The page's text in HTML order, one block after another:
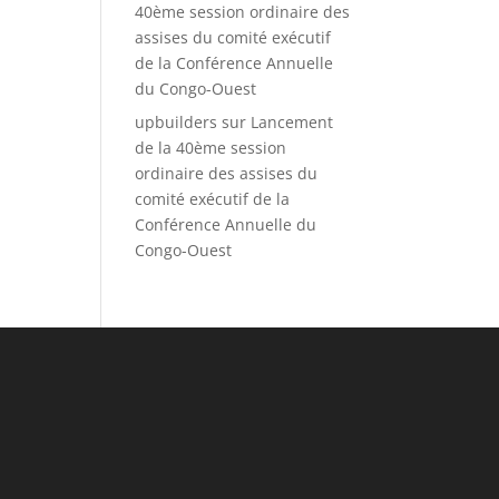
40ème session ordinaire des
assises du comité exécutif
de la Conférence Annuelle
du Congo-Ouest
upbuilders sur Lancement
de la 40ème session
ordinaire des assises du
comité exécutif de la
Conférence Annuelle du
Congo-Ouest